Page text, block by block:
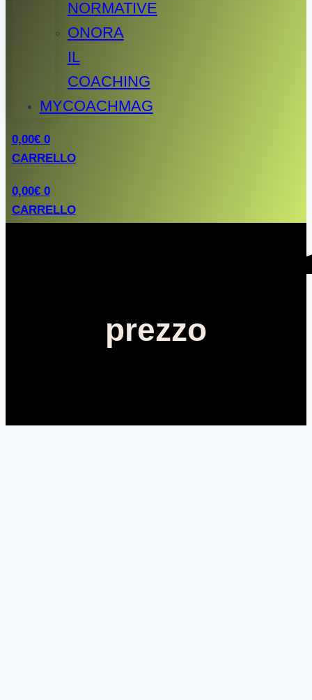
NORMATIVE
ONORA
IL
COACHING
MYCOACHMAG
0,00€ 0
CARRELLO
0,00€ 0
CARRELLO
prezzo